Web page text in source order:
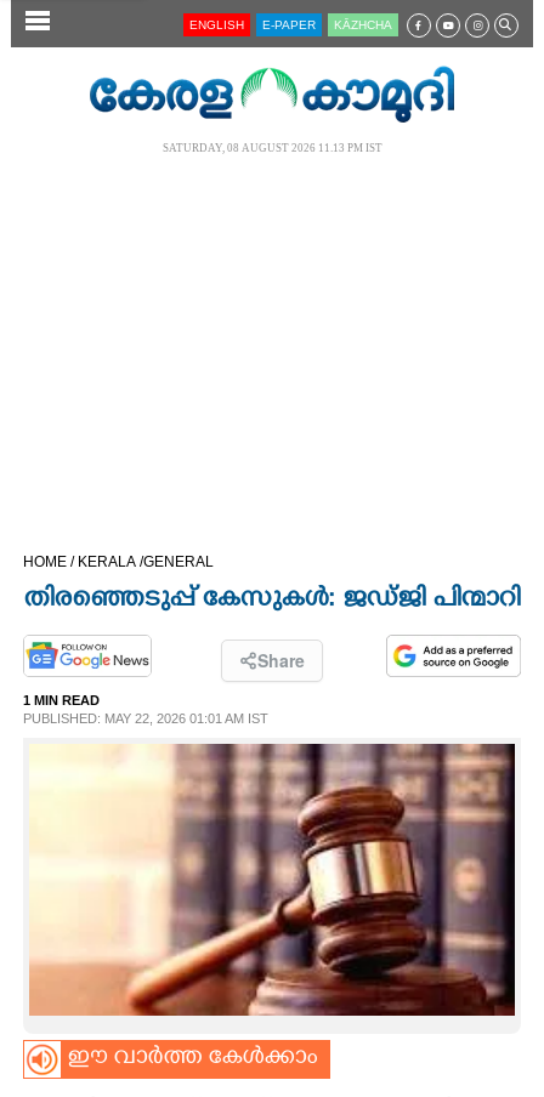
SECTIONS
CINEMA
OPINION
PHOTOS
ASTRO
ENGLISH E-PAPER KĀZHCHA
SATURDAY, 08 AUGUST 2026 11.13 PM IST
HOME / KERALA /GENERAL
തിരഞ്ഞെടുപ്പ് കേസുകൾ: ജഡ്ജി പിന്മാറി
Share
1 MIN READ
PUBLISHED: MAY 22, 2026 01:01 AM IST
ഈ വാർത്ത കേൾക്കാം